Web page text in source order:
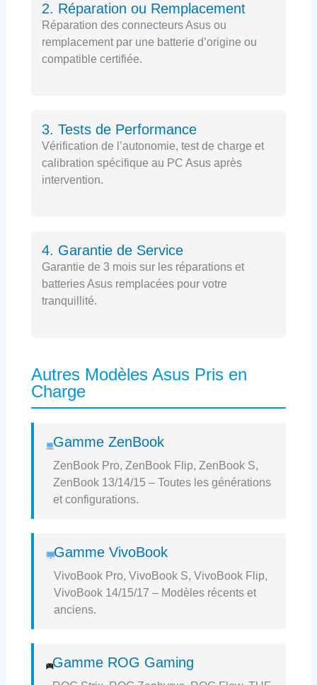
2. Réparation ou Remplacement
Réparation des connecteurs Asus ou
remplacement par une batterie d’origine ou
compatible certifiée.
3. Tests de Performance
Vérification de l’autonomie, test de charge et
calibration spécifique au PC Asus après
intervention.
4. Garantie de Service
Garantie de 3 mois sur les réparations et
batteries Asus remplacées pour votre
tranquillité.
Autres Modèles Asus Pris en
Charge
Gamme ZenBook
ZenBook Pro, ZenBook Flip, ZenBook S,
ZenBook 13/14/15 – Toutes les générations
et configurations.
Gamme VivoBook
VivoBook Pro, VivoBook S, VivoBook Flip,
VivoBook 14/15/17 – Modèles récents et
anciens.
Gamme ROG Gaming